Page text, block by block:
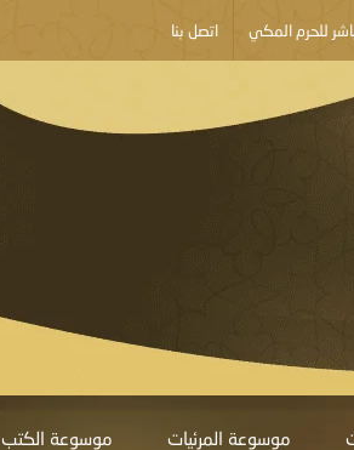
للحرم المكي اتصل بنا
موسوعة المرئيات موسوعة الكتب